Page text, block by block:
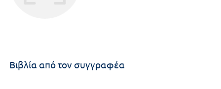
Βιβλία από τον συγγραφέα